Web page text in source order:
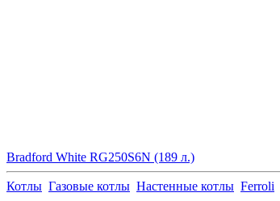
Bradford White RG250S6N (189 л.)
Котлы Газовые котлы Настенные котлы Ferroli